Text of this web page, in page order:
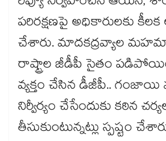
పరిరక్షణపై అధికారులకు
చేశారు. మాదకద్రవ్యాల
రాష్ట్రాల జీడీపీ సైతం
వ్యక్తం చేసిన డీజీపీ..
నిర్వీర్యం చేసేందుకు కఠిన
తీసుకుంటున్నట్లు స్పష్టం